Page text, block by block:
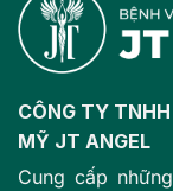
CÔNG TY
MỸ JT ANGEL
Cung cấp